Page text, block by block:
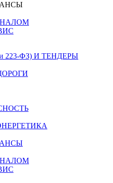
223-ФЗ) И ТЕНДЕРЫ